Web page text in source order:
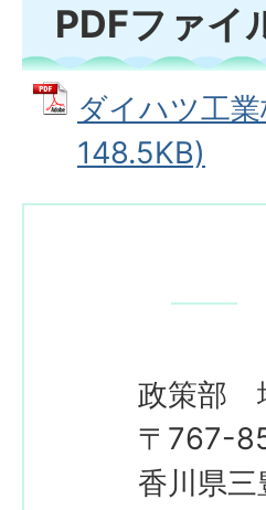
PDFファイ
ダイハツ工
148.5KB)
政策部
〒767-
香川県